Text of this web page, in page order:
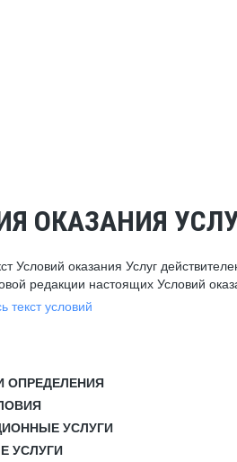
ОКАЗАНИЯ
Условий оказания Услуг
редакции настоящих Условий
текст условий
ОПРЕДЕЛЕНИЯ
УСЛУГИ
УСЛУГИ